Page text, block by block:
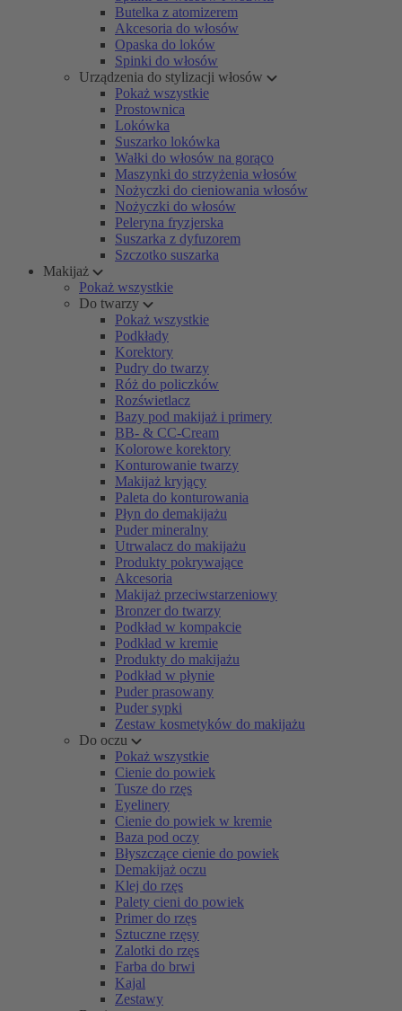
Butelka z atomizerem
Akcesoria do włosów
Opaska do loków
Spinki do włosów
Urządzenia do stylizacji włosów
Pokaż wszystkie
Prostownica
Lokówka
Suszarko lokówka
Wałki do włosów na gorąco
Maszynki do strzyżenia włosów
Nożyczki do cieniowania włosów
Nożyczki do włosów
Peleryna fryzjerska
Suszarka z dyfuzorem
Szczotko suszarka
Makijaż
Pokaż wszystkie
Do twarzy
Pokaż wszystkie
Podkłady
Korektory
Pudry do twarzy
Róż do policzków
Rozświetlacz
Bazy pod makijaż i primery
BB- & CC-Cream
Kolorowe korektory
Konturowanie twarzy
Makijaż kryjący
Paleta do konturowania
Płyn do demakijażu
Puder mineralny
Utrwalacz do makijażu
Produkty pokrywające
Akcesoria
Makijaż przeciwstarzeniowy
Bronzer do twarzy
Podkład w kompakcie
Podkład w kremie
Produkty do makijażu
Podkład w płynie
Puder prasowany
Puder sypki
Zestaw kosmetyków do makijażu
Do oczu
Pokaż wszystkie
Cienie do powiek
Tusze do rzęs
Eyelinery
Cienie do powiek w kremie
Baza pod oczy
Błyszczące cienie do powiek
Demakijaż oczu
Klej do rzęs
Palety cieni do powiek
Primer do rzęs
Sztuczne rzęsy
Zalotki do rzęs
Farba do brwi
Kajal
Zestawy